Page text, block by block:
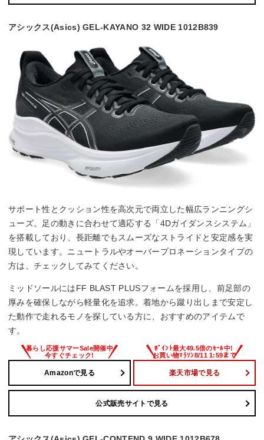
アシックス(Asics) GEL-KAYANO 32 WIDE 1012B839
サポート性とクッション性を高次元で両立した幅広ランニングシ
ューズ。足の動きに合わせて適応する「4Dガイダンスシステム」
を搭載しており、長距離でもスムーズなストライドと安定感を実
現しています。ニュートラルやオーバープロネーションタイプの
方は、チェックしてみてください。
ミッドソールにはFF BLAST PLUSフォームを採用し、前足部の
厚みを確保しながら軽量化を追求。着地から蹴り出しまで安定し
た動作で走れるモノを探している方に、おすすめのアイテムで
す。
Amazonで見る 楽天市場で見る
公式販売サイトで見る